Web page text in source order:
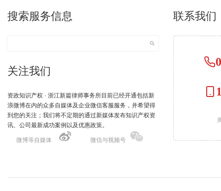
搜索服务信息
关注我们
资政知识产权 · 浙江新篇律师事务所目前已经开通包括新
浪微博在内的众多自媒体及企业微信客服服务，并希望得
到您的关注；我们将不定期的通过新媒体发布知识产权资
讯、公司最新成功案例以及优惠政策。
微博等自媒体 微信与视频号
联系我们